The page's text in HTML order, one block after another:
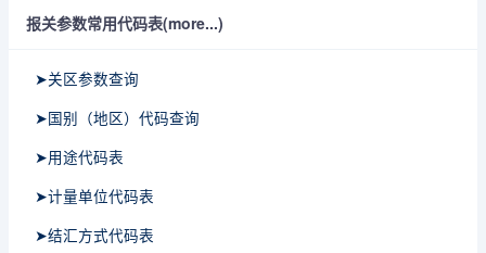
报关参数常用代码表(more...)
➤关区参数查询
➤国别（地区）代码查询
➤用途代码表
➤计量单位代码表
➤结汇方式代码表